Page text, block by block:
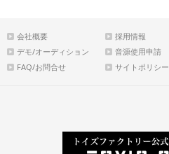
会社概要
採用情報
デモ/オーディション
音源使用申請
FAQ/お問合せ
サイトポリシー